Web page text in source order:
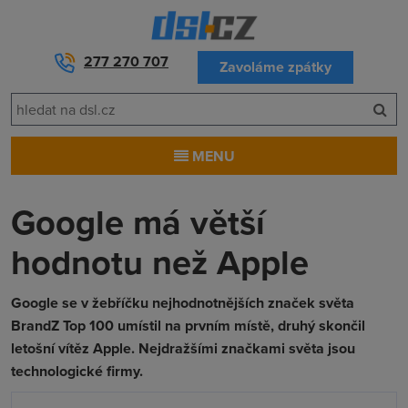
277 270 707 Zavoláme zpátky
MENU
Google má větší
hodnotu než Apple
Google se v žebříčku nejhodnotnějších značek světa
BrandZ Top 100 umístil na prvním místě, druhý skončil
letošní vítěz Apple. Nejdražšími značkami světa jsou
technologické firmy.